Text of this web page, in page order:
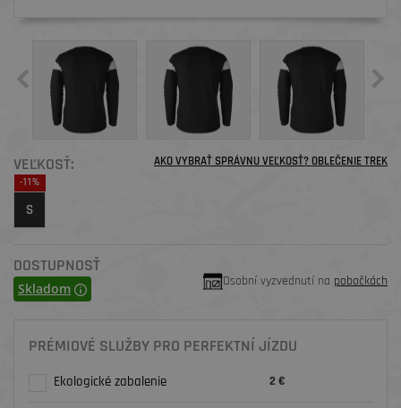
VEĽKOSŤ: AKO VYBRAŤ SPRÁVNU VEĽKOSŤ? OBLEČENIE TREK
-11%
S
DOSTUPNOSŤ
Skladom Osobní vyzvednutí na pobočkách
PRÉMIOVÉ SLUŽBY PRO PERFEKTNÍ JÍZDU
Ekologické zabalenie 2 €